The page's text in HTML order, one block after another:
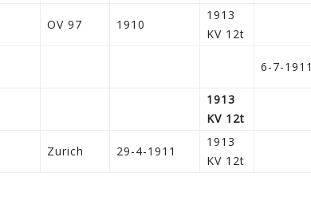
OV 97 1910
1913
KV 12t
6-7-1911
1913
KV 12t
Zurich 29-4-1911
1913
KV 12t